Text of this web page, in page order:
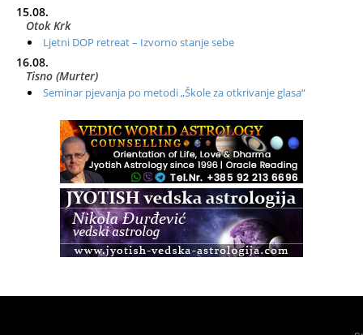
15.08.
Otok Krk
Ljetni DOP retreat – Izvorno stanje sebe
16.08.
Tisno (Murter)
Seminar pjevanja po metodi „Škole za otkrivanje glasa“
Radionica: Pomagači iz drugih dimenzija Online – otvoreno za
Zagreb+Online
Osnovni ThetaHealing® tečaj, Zagreb i Online
Access BARS®, otpusti stres